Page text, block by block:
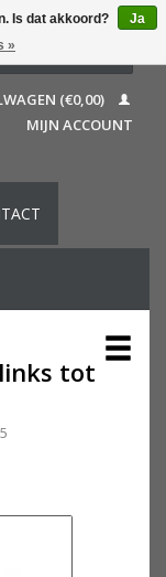
Français
English (US)
(€0,00)
MIJN ACCOUNT
tot
Is dat akkoord?
Ja
»